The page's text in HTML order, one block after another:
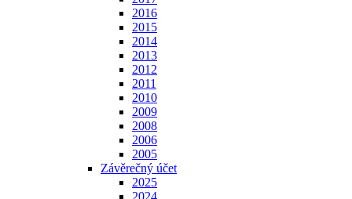
2016
2015
2014
2013
2012
2011
2010
2009
2008
2006
2005
Závěrečný účet
2025
2024